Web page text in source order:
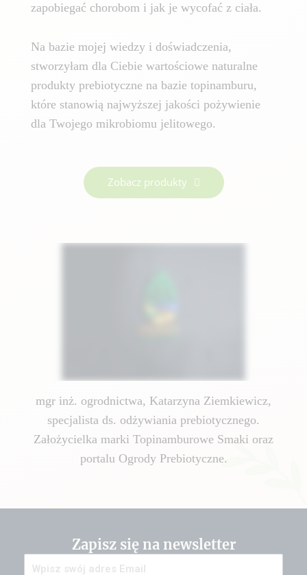
mgr inż. ogrodnictwa, Katarzyna Ziemkiewicz,
specjalista ds. odżywiania prebiotycznego.
Założycielka marki Topinamburowe Smaki oraz
portalu Ogrody Prebiotyczne.
zapobiegać chorobom i jak je wycofać z ciała.
Na bazie mojej wiedzy i doświadczenia,
stworzyłam dla Ciebie wartościowe naturalne
produkty prebiotyczne na bazie topinamburu,
które stanowią najwyższej jakości pożywienie
dla Twojego mikrobiomu jelitowego.
Zobacz produkty
Zapisz się na newsletter